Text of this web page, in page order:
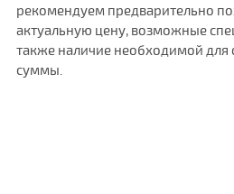
рекомендуем предварительно
актуальную цену, возможные
также наличие необходимой для
суммы.